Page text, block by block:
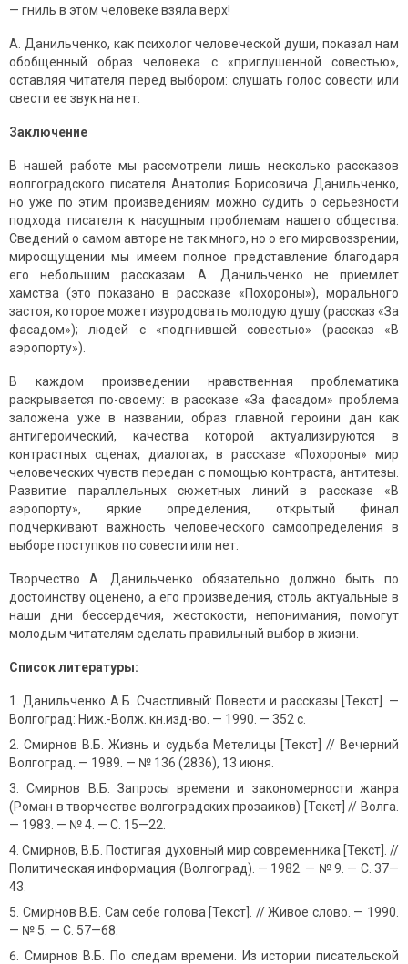
— гниль в этом человеке взяла верх!
А. Данильченко, как психолог человеческой души, показал нам
обобщенный образ человека с «приглушенной совестью»,
оставляя читателя перед выбором: слушать голос совести или
свести ее звук на нет.
Заключение
В нашей работе мы рассмотрели лишь несколько рассказов
волгоградского писателя Анатолия Борисовича Данильченко,
но уже по этим произведениям можно судить о серьезности
подхода писателя к насущным проблемам нашего общества.
Сведений о самом авторе не так много, но о его мировоззрении,
мироощущении мы имеем полное представление благодаря
его небольшим рассказам. А. Данильченко не приемлет
хамства (это показано в рассказе «Похороны»), морального
застоя, которое может изуродовать молодую душу (рассказ «За
фасадом»); людей с «подгнившей совестью» (рассказ «В
аэропорту»).
В каждом произведении нравственная проблематика
раскрывается по-своему: в рассказе «За фасадом» проблема
заложена уже в названии, образ главной героини дан как
антигероический, качества которой актуализируются в
контрастных сценах, диалогах; в рассказе «Похороны» мир
человеческих чувств передан с помощью контраста, антитезы.
Развитие параллельных сюжетных линий в рассказе «В
аэропорту», яркие определения, открытый финал
подчеркивают важность человеческого самоопределения в
выборе поступков по совести или нет.
Творчество А. Данильченко обязательно должно быть по
достоинству оценено, а его произведения, столь актуальные в
наши дни бессердечия, жестокости, непонимания, помогут
молодым читателям сделать правильный выбор в жизни.
Список литературы:
Данильченко А.Б. Счастливый: Повести и рассказы [Текст]. —
Волгоград: Ниж.-Волж. кн.изд-во. — 1990. — 352 с.
Смирнов В.Б. Жизнь и судьба Метелицы [Текст] // Вечерний
Волгоград. — 1989. — № 136 (2836), 13 июня.
Смирнов В.Б. Запросы времени и закономерности жанра
(Роман в творчестве волгоградских прозаиков) [Текст] // Волга.
— 1983. — № 4. — С. 15—22.
Смирнов, В.Б. Постигая духовный мир современника [Текст]. //
Политическая информация (Волгоград). — 1982. — № 9. — С. 37—
43.
Смирнов В.Б. Сам себе голова [Текст]. // Живое слово. — 1990.
— № 5. — С. 57—68.
Смирнов В.Б. По следам времени. Из истории писательской